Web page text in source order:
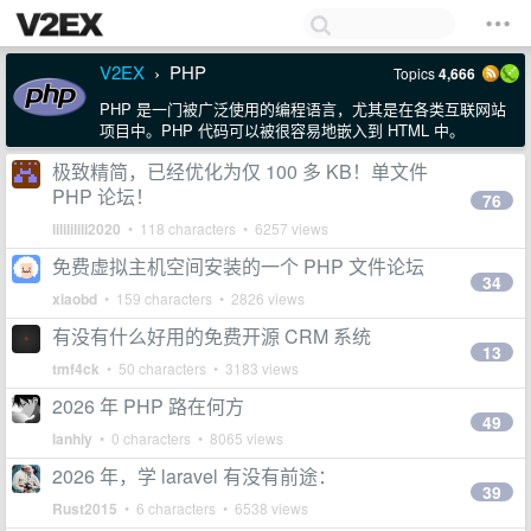
V2EX › PHP Topics4,666
PHP 是一门被广泛使用的编程语言，尤其是在各类互联网站
项目中。PHP 代码可以被很容易地嵌入到 HTML 中。
极致精简，已经优化为仅 100 多 KB！单文件
PHP 论坛！
lilililili2020 • 118 characters • 6257 views
76
免费虚拟主机空间安装的一个 PHP 文件论坛
xiaobd • 159 characters • 2826 views
34
有没有什么好用的免费开源 CRM 系统
tmf4ck • 50 characters • 3183 views
13
2026 年 PHP 路在何方
lanhiy • 0 characters • 8065 views
49
2026 年，学 laravel 有没有前途：
Rust2015 • 6 characters • 6538 views
39